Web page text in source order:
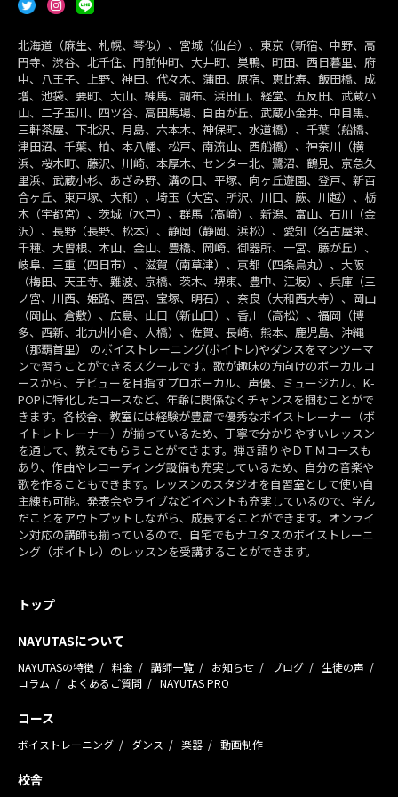
北海道（麻生、札幌、琴似）、宮城（仙台）、東京（新宿、中野、高
円寺、渋谷、北千住、門前仲町、大井町、巣鴨、町田、西日暮里、府
中、八王子、上野、神田、代々木、蒲田、原宿、恵比寿、飯田橋、成
増、池袋、要町、大山、練馬、調布、浜田山、経堂、五反田、武蔵小
山、二子玉川、四ツ谷、高田馬場、自由が丘、武蔵小金井、中目黒、
三軒茶屋、下北沢、月島、六本木、神保町、水道橋）、千葉（船橋、
津田沼、千葉、柏、本八幡、松戸、南流山、西船橋）、神奈川（横
浜、桜木町、藤沢、川崎、本厚木、センター北、鷺沼、鶴見、京急久
里浜、武蔵小杉、あざみ野、溝の口、平塚、向ヶ丘遊園、登戸、新百
合ヶ丘、東戸塚、大和）、埼玉（大宮、所沢、川口、蕨、川越）、栃
木（宇都宮）、茨城（水戸）、群馬（高崎）、新潟、富山、石川（金
沢）、長野（長野、松本）、静岡（静岡、浜松）、愛知（名古屋栄、
千種、大曽根、本山、金山、豊橋、岡崎、御器所、一宮、藤が丘）、
岐阜、三重（四日市）、滋賀（南草津）、京都（四条烏丸）、大阪
（梅田、天王寺、難波、京橋、茨木、堺東、豊中、江坂）、兵庫（三
ノ宮、川西、姫路、西宮、宝塚、明石）、奈良（大和西大寺）、岡山
（岡山、倉敷）、広島、山口（新山口）、香川（高松）、福岡（博
多、西新、北九州小倉、大橋）、佐賀、長崎、熊本、鹿児島、沖縄
（那覇首里） のボイストレーニング(ボイトレ)やダンスをマンツーマ
ンで習うことができるスクールです。歌が趣味の方向けのボーカルコ
ースから、デビューを目指すプロボーカル、声優、ミュージカル、K-
POPに特化したコースなど、年齢に関係なくチャンスを掴むことがで
きます。各校舎、教室には経験が豊富で優秀なボイストレーナー（ボ
イトレトレーナー）が揃っているため、丁寧で分かりやすいレッスン
を通して、教えてもらうことができます。弾き語りやＤＴＭコースも
あり、作曲やレコーディング設備も充実しているため、自分の音楽や
歌を作ることもできます。レッスンのスタジオを自習室として使い自
主練も可能。発表会やライブなどイベントも充実しているので、学ん
だことをアウトプットしながら、成長することができます。オンライ
ン対応の講師も揃っているので、自宅でもナユタスのボイストレーニ
ング（ボイトレ）のレッスンを受講することができます。
トップ
NAYUTASについて
NAYUTASの特徴 料金 講師一覧 お知らせ ブログ
生徒の声
コラム
よくあるご質問 NAYUTAS PRO
コース
ボイストレーニング ダンス 楽器 動画制作
校舎